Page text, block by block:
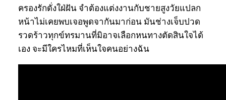
ครองรักดั่งใฝ่ฝัน จำต้องแต่งงานกับชายสูงวัยแปลก
หน้าไม่เคยพบเจอพูดจากันมาก่อน มันช่างเจ็บปวด
รวดร้าวทุกข์ทรมานที่มิอาจเลือกหนทางตัดสินใจได้
เอง จะมีใครไหมที่เห็นใจคนอย่างฉัน